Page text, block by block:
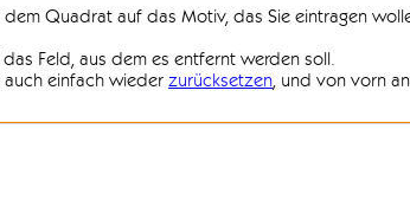
Quadrat auf das Motiv, das Sie eintragen
Feld, aus dem es entfernt werden soll.
auch einfach wieder zurücksetzen, und von vorn